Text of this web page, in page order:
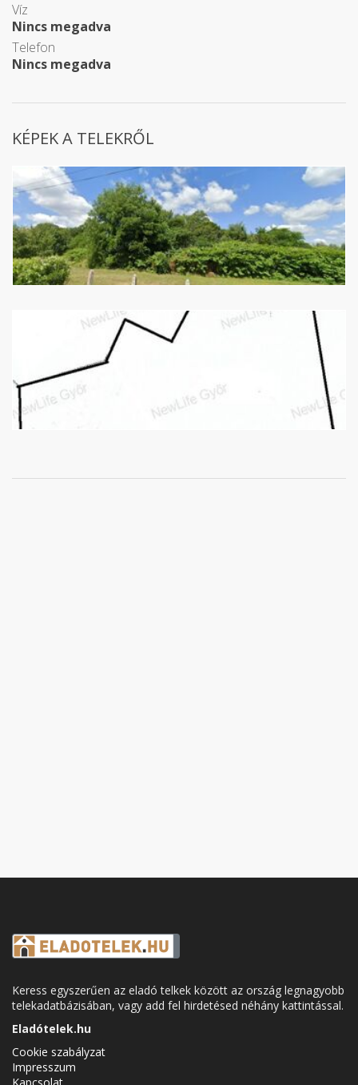
Víz
Nincs megadva
Telefon
Nincs megadva
KÉPEK A TELEKRŐL
Keress egyszerűen az eladó telkek között az ország legnagyobb
telekadatbázisában, vagy add fel hirdetésed néhány kattintással.
Eladótelek.hu
Cookie szabályzat
Impresszum